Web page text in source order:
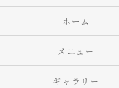
ホーム
メニュー
ギャラリー